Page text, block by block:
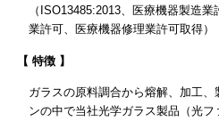
（ISO13485:2013、医療機器製造
業許可、医療機器修理業許可取得）
【 特徴 】
ガラスの原料調合から熔解、加工
ンの中で当社光学ガラス製品（光